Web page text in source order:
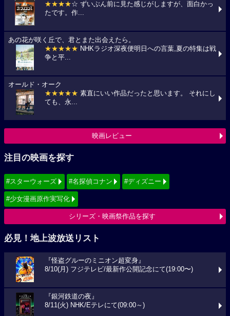
★★★★☆ ずいぶん前に見た感じがしますが、面白かっ
たです。作...
あの花が咲く丘で、君とまた出会えたら。
★★★★★ NHKラジオ深夜便明日への言葉,夏の特集は戦
争と平...
オールド・オーク
★★★★★ 素直にいい作品だったと思います。 それにし
ても、永...
映画レビュー
注目の映画を探す
#スターウォーズ #名探偵コナン #ディズニー
#少女漫画原作実写化
シリーズ・映画祭作品を探す
必見！地上波放送リスト
『怪盗グルーのミニオン超変身』
8/10(月) フジテレビ/最新作公開記念にて(19:00〜)
『銀河鉄道の夜』
8/11(火) NHK/Eテレにて(09:00～)